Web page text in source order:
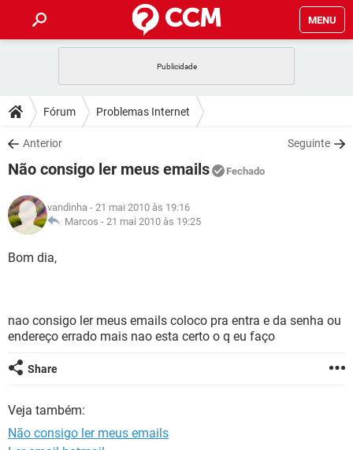
MENU
CELULAR FACEBOOK
OUTLOOK
INSTAGRAM GMAIL
GUIA DE COMPRAS
DICAS
JOGOS WHATSAPP
INSTAGRAM GMAIL
GUIA DE COMPRAS
DOWNLOADS
JOGOS WHATSAPP
CELULAR
OUTLOOK EXCEL
INSTAGRAM
JOGOS WHATSAPP
CELULAR
OUTLOOK
GUIA DE COMPRAS
GLOSSÁRIO
JOGOS
INSTAGRAM GMAIL
GUIA DE COMPRAS
Fórum Problemas Internet
Anterior Seguinte
Não consigo ler meus emails Fechado
vandinha - 21 mai 2010 às 19:16
Marcos - 21 mai 2010 às 19:25
Bom dia,
nao consigo ler meus emails coloco pra entra e da senha ou
endereço errado mais nao esta certo o q eu faço
Share
Veja também:
Não consigo ler meus emails